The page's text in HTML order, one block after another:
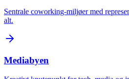
Sentrale coworking-miljøer med
alt.
Mediabyen